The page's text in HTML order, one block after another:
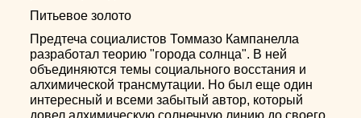
Питьевое золото
Предтеча социалистов Томмазо Кампанелла
разработал теорию "города солнца". В ней
объединяются темы социального восстания и
алхимической трансмутации. Но был еще один
интересный и всеми забытый автор, который
довел алхимическую солнечную линию до своего